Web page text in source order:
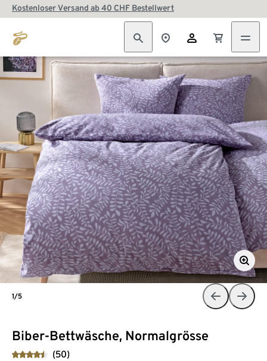
Kostenloser Versand ab 40 CHF Bestellwert
Biber-Bettwäsche, Normalgrösse
(50)
1/5